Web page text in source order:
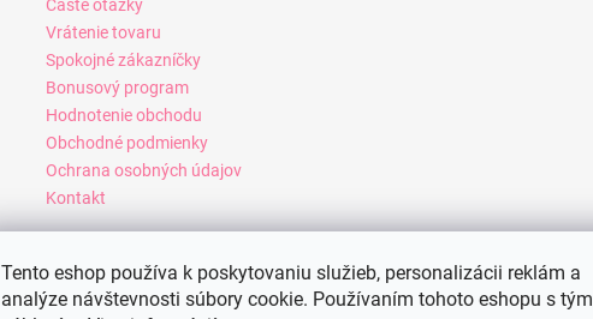
Tento eshop používa k poskytovaniu služieb, personalizácii reklám a
analýze návštevnosti súbory cookie. Používaním tohoto eshopu s tým
Časté otázky
Vrátenie tovaru
Spokojné zákazníčky
Bonusový program
Hodnotenie obchodu
Obchodné podmienky
Ochrana osobných údajov
Kontakt